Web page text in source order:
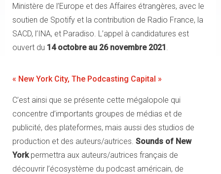
Ministère de l’Europe et des Affaires étrangères, avec le
soutien de Spotify et la contribution de Radio France, la
SACD, l’INA, et Paradiso. L’appel à candidatures est
ouvert du 14 octobre au 26 novembre 2021.
« New York City, The Podcasting Capital »
C’est ainsi que se présente cette mégalopole qui
concentre d’importants groupes de médias et de
publicité, des plateformes, mais aussi des studios de
production et des auteurs/autrices. Sounds of New
Yorkpermettra aux auteurs/autrices français de
découvrir l’écosystème du podcast américain, de